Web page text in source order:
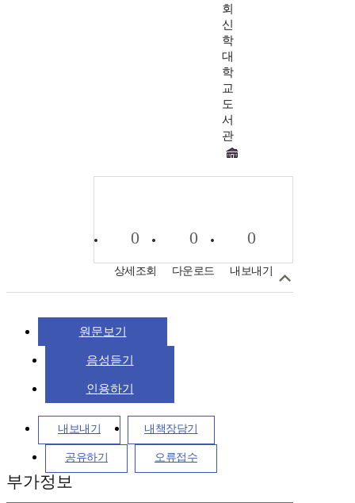
회
신
학
대
학
교
도
서
관
0
상세조회
0
다운로드
0
내보내기
원문보기
음성듣기
인용하기
내보내기 내책장담기
공유하기 오류접수
부가정보